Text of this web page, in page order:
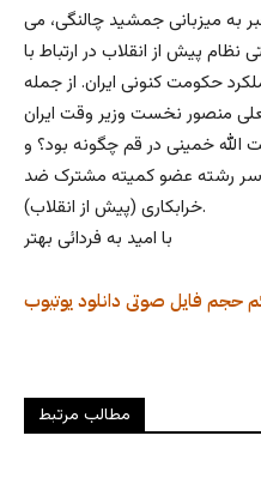
به میزبانی جمشید چالنگی، می
نظام پیش از انقلاب در ارتباط با
حکومت کنونی ایران. از جمله
منصور نخست وزیر وقت ایران
سر رشته عضو کمیته مشترک ضد
خرابکاری (پیش از انقلاب).
با امید به فردائی بهتر
یوتیوب دانلود فایل صوتی حجم
مطالب مرتبط